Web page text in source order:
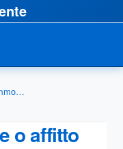
Beni immobili e gestione patrimonio
o affitto